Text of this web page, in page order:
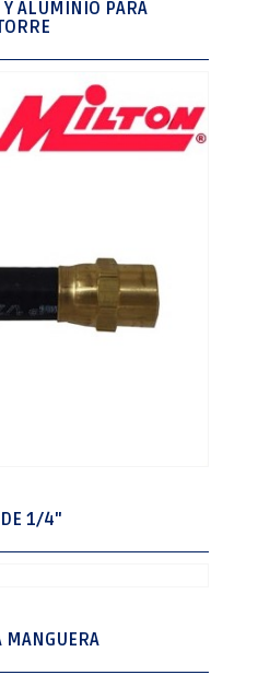
Y ALUMINIO PARA
DE 1/4"
MANGUERA